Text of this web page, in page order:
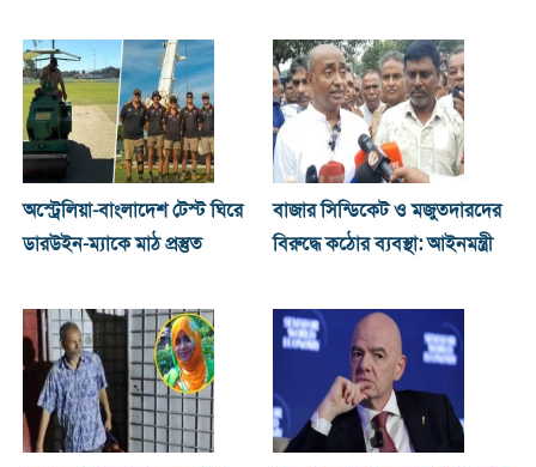
অস্ট্রেলিয়া-বাংলাদেশ টেস্ট ঘিরে
ডারউইন-ম্যাকে মাঠ প্রস্তুত
বাজার সিন্ডিকেট ও মজুতদারদের
বিরুদ্ধে কঠোর ব্যবস্থা: আইনমন্ত্রী